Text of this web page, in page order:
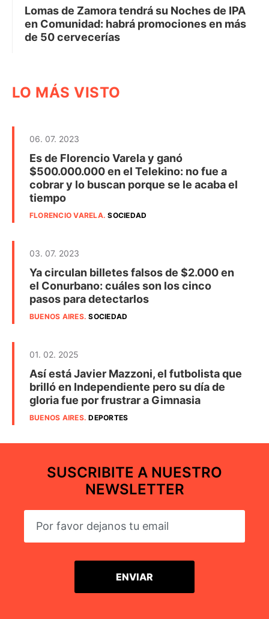
Lomas de Zamora tendrá su Noches de IPA
en Comunidad: habrá promociones en más
de 50 cervecerías
LO MÁS VISTO
06. 07. 2023
Es de Florencio Varela y ganó
$500.000.000 en el Telekino: no fue a
cobrar y lo buscan porque se le acaba el
tiempo
FLORENCIO VARELA.SOCIEDAD
03. 07. 2023
Ya circulan billetes falsos de $2.000 en
el Conurbano: cuáles son los cinco
pasos para detectarlos
BUENOS AIRES.SOCIEDAD
01. 02. 2025
Así está Javier Mazzoni, el futbolista que
brilló en Independiente pero su día de
gloria fue por frustrar a Gimnasia
BUENOS AIRES.DEPORTES
SUSCRIBITE A NUESTRO
NEWSLETTER